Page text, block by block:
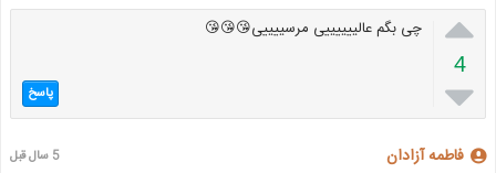

4

چی بگم عالییییییی مرسییییی😘😘😘
پاسخ
فاطمه آزادان 5 سال قبل